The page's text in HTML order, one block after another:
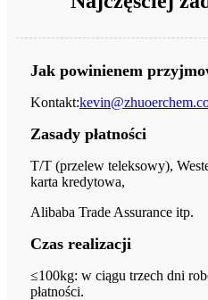
Jak powinienem
Kontakt:
Zasady płatności
T/T (przelew teleksowy),
karta kredytowa,
Alibaba Trade Assurance itp.
Czas realizacji
≤100kg: w ciągu trzech dni
płatności.